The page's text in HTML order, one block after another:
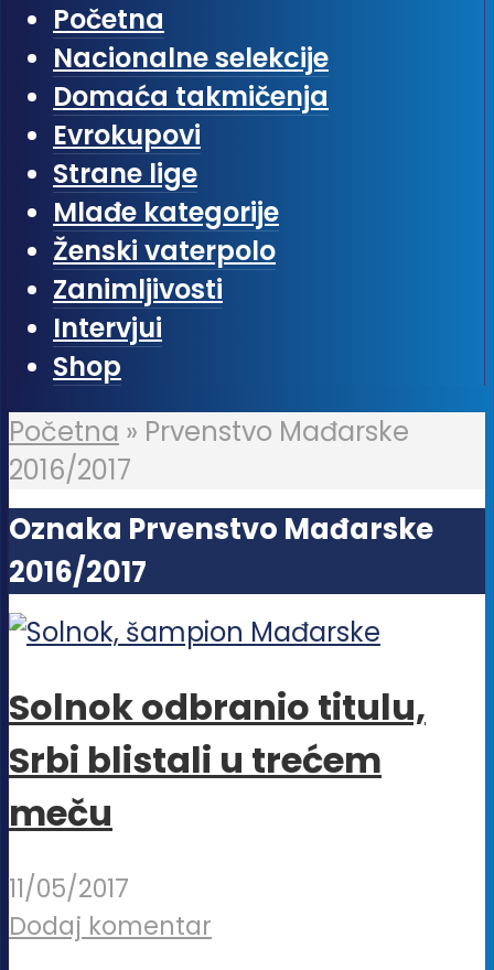
Početna
Nacionalne selekcije
Domaća takmičenja
Evrokupovi
Strane lige
Mlađe kategorije
Ženski vaterpolo
Zanimljivosti
Intervjui
Shop
Početna » Prvenstvo Mađarske
2016/2017
Oznaka Prvenstvo Mađarske
2016/2017
Solnok odbranio titulu,
Srbi blistali u trećem
meču
11/05/2017
Dodaj komentar